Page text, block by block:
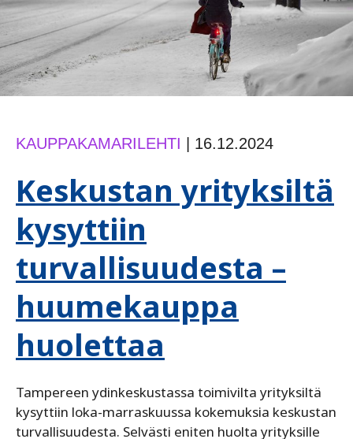
KAUPPAKAMARILEHTI 16.12.2024
Keskustan yrityksiltä
kysyttiin
turvallisuudesta –
huumekauppa
huolettaa
Tampereen ydinkeskustassa toimivilta yrityksiltä
kysyttiin loka-marraskuussa kokemuksia keskustan
turvallisuudesta. Selvästi eniten huolta yrityksille